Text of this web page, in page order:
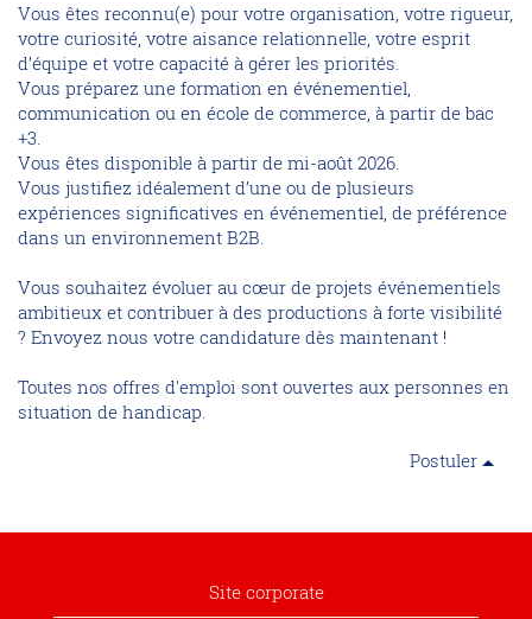
Vous êtes reconnu(e) pour votre organisation, votre rigueur,
votre curiosité, votre aisance relationnelle, votre esprit
d’équipe et votre capacité à gérer les priorités.
Vous préparez une formation en événementiel,
communication ou en école de commerce, à partir de bac
+3.
Vous êtes disponible à partir de mi-août 2026.
Vous justifiez idéalement d’une ou de plusieurs
expériences significatives en événementiel, de préférence
dans un environnement B2B.
Vous souhaitez évoluer au cœur de projets événementiels
ambitieux et contribuer à des productions à forte visibilité
? Envoyez nous votre candidature dès maintenant !
Toutes nos offres d'emploi sont ouvertes aux personnes en
situation de handicap.
Postuler
Site corporate